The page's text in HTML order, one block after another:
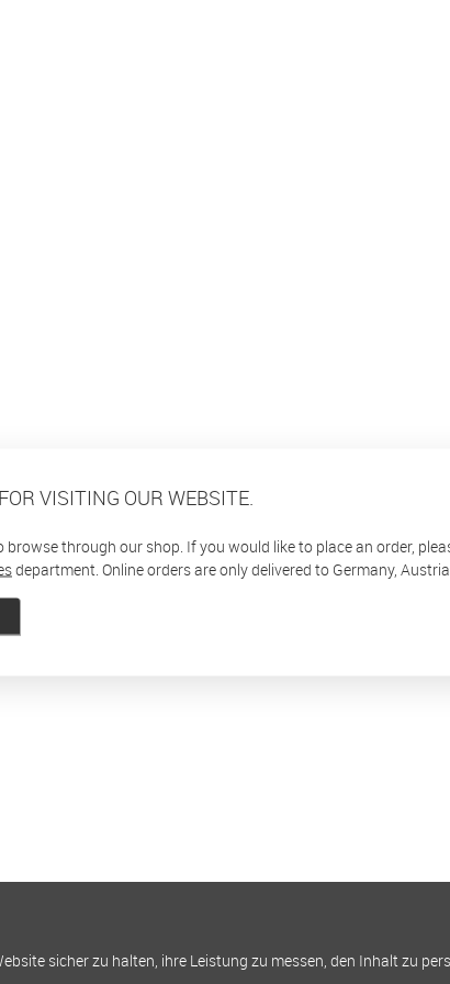
VISITING OUR WEBSITE.
browse through our shop. If you would like to place an order,
department. Online orders are only delivered to Germany,
sicher zu halten, ihre Leistung zu messen, den Inhalt zu